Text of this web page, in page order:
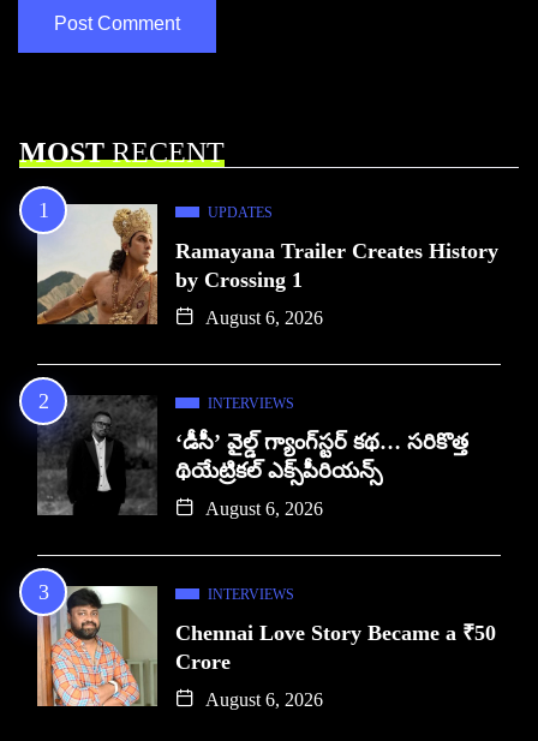
MOSTRECENT
UPDATES
Ramayana Trailer Creates History
by Crossing 1
August 6, 2026
INTERVIEWS
‘డీసీ’ వైల్డ్ గ్యాంగ్‌స్టర్ కథ… సరికొత్త
థియేట్రికల్ ఎక్స్‌పీరియన్స్
August 6, 2026
INTERVIEWS
Chennai Love Story Became a ₹50
Crore
August 6, 2026